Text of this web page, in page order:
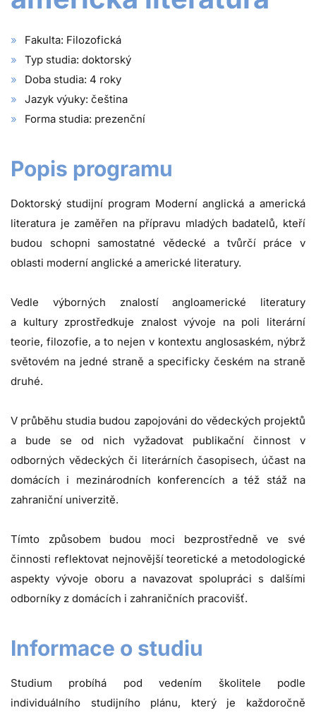
Fakulta: Filozofická
Typ studia: doktorský
Doba studia: 4 roky
Jazyk výuky: čeština
Forma studia: prezenční
Popis programu
Doktorský studijní program Moderní anglická a americká
literatura je zaměřen na přípravu mladých badatelů, kteří
budou schopni samostatné vědecké a tvůrčí práce v
oblasti moderní anglické a americké literatury.
Vedle výborných znalostí angloamerické literatury
a kultury zprostředkuje znalost vývoje na poli literární
teorie, filozofie, a to nejen v kontextu anglosaském, nýbrž
světovém na jedné straně a specificky českém na straně
druhé.
V průběhu studia budou zapojováni do vědeckých projektů
a bude se od nich vyžadovat publikační činnost v
odborných vědeckých či literárních časopisech, účast na
domácích i mezinárodních konferencích a též stáž na
zahraniční univerzitě.
Tímto způsobem budou moci bezprostředně ve své
činnosti reflektovat nejnovější teoretické a metodologické
aspekty vývoje oboru a navazovat spolupráci s dalšími
odborníky z domácích i zahraničních pracovišť.
Informace o studiu
Studium probíhá pod vedením školitele podle
individuálního studijního plánu, který je každoročně